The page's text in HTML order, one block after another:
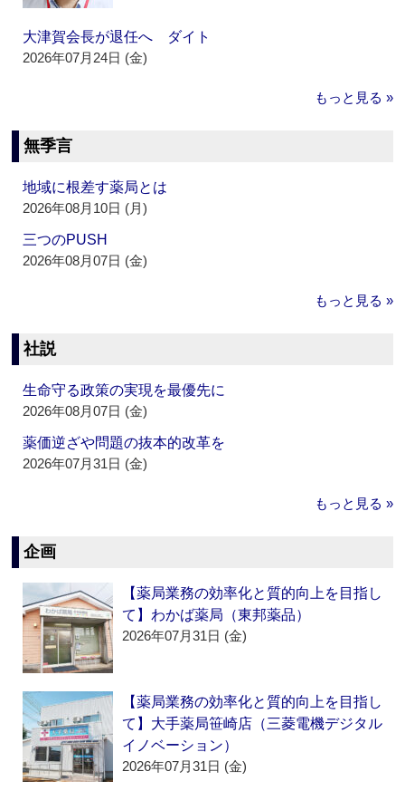
大津賀会長が退任へ ダイト
2026年07月24日 (金)
もっと見る »
無季言
地域に根差す薬局とは
2026年08月10日 (月)
三つのPUSH
2026年08月07日 (金)
もっと見る »
社説
生命守る政策の実現を最優先に
2026年08月07日 (金)
薬価逆ざや問題の抜本的改革を
2026年07月31日 (金)
もっと見る »
企画
【薬局業務の効率化と質的向上を目指し
て】わかば薬局（東邦薬品）
2026年07月31日 (金)
【薬局業務の効率化と質的向上を目指し
て】大手薬局笹崎店（三菱電機デジタル
イノベーション）
2026年07月31日 (金)